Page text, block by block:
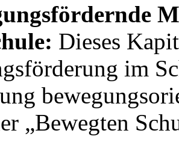
Dieses
im
„Bewegten